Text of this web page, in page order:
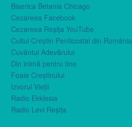
Biserica Betania Chicago
Cezareea Facebook
Cezareea Reşiţa YouTube
Cultul Creştin Penticostal din România
Cuvântul Adevărului
Din inimă pentru tine
Foaia Creştinului
Izvorul Vieţii
Radio Ekklesia
Radio Levi Reşiţa